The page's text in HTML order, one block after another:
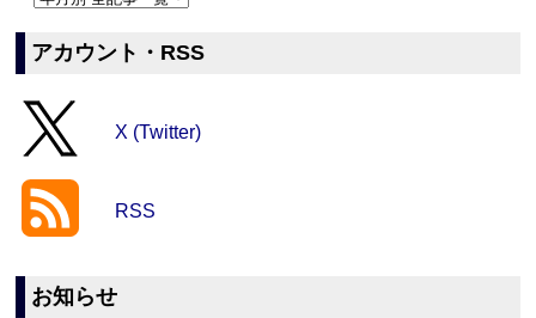
アカウント・RSS
X (Twitter)
RSS
お知らせ